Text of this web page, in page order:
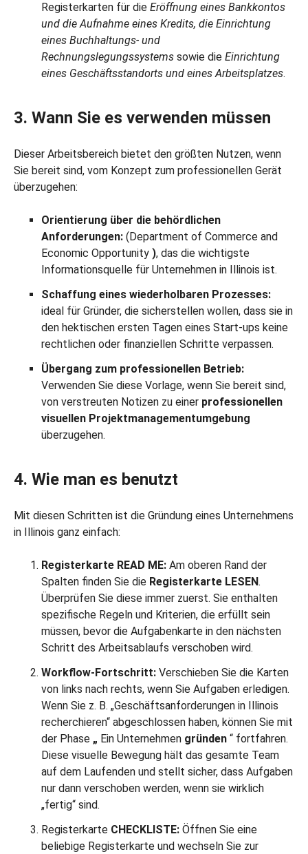
Registerkarten für die Eröffnung eines Bankkontos
und die Aufnahme eines Kredits, die Einrichtung
eines Buchhaltungs- und
Rechnungslegungssystems sowie die Einrichtung
eines Geschäftsstandorts und eines Arbeitsplatzes.
3. Wann Sie es verwenden müssen
Dieser Arbeitsbereich bietet den größten Nutzen, wenn
Sie bereit sind, vom Konzept zum professionellen Gerät
überzugehen:
Orientierung über die behördlichen
Anforderungen: (Department of Commerce and
Economic Opportunity ), das die wichtigste
Informationsquelle für Unternehmen in Illinois ist.
Schaffung eines wiederholbaren Prozesses:
ideal für Gründer, die sicherstellen wollen, dass sie in
den hektischen ersten Tagen eines Start-ups keine
rechtlichen oder finanziellen Schritte verpassen.
Übergang zum professionellen Betrieb:
Verwenden Sie diese Vorlage, wenn Sie bereit sind,
von verstreuten Notizen zu einer professionellen
visuellen Projektmanagementumgebung
überzugehen.
4. Wie man es benutzt
Mit diesen Schritten ist die Gründung eines Unternehmens
in Illinois ganz einfach:
Registerkarte READ ME: Am oberen Rand der
Spalten finden Sie die Registerkarte LESEN.
Überprüfen Sie diese immer zuerst. Sie enthalten
spezifische Regeln und Kriterien, die erfüllt sein
müssen, bevor die Aufgabenkarte in den nächsten
Schritt des Arbeitsablaufs verschoben wird.
Workflow-Fortschritt: Verschieben Sie die Karten
von links nach rechts, wenn Sie Aufgaben erledigen.
Wenn Sie z. B. „Geschäftsanforderungen in Illinois
recherchieren“ abgeschlossen haben, können Sie mit
der Phase „ Ein Unternehmen gründen “ fortfahren.
Diese visuelle Bewegung hält das gesamte Team
auf dem Laufenden und stellt sicher, dass Aufgaben
nur dann verschoben werden, wenn sie wirklich
„fertig“ sind.
Registerkarte CHECKLISTE: Öffnen Sie eine
beliebige Registerkarte und wechseln Sie zur